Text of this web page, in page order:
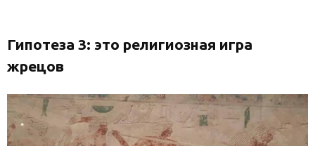
Гипотеза 3: это религиозная игра
жрецов